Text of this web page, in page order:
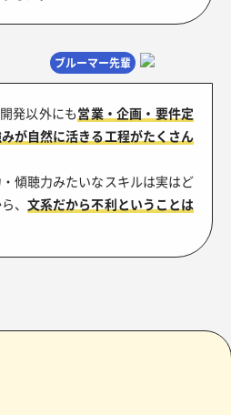
ブルーマー先輩
発以外にも営業・企画・要件定
が自然に活きる工程がたくさん
傾聴力みたいなスキルは実はど
、文系だから不利ということは